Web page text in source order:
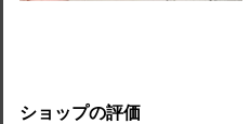
ショップの評価